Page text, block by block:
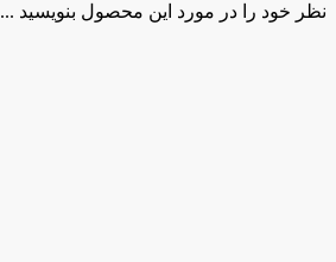
نظر خود را در مورد این محصول بنویسید ...